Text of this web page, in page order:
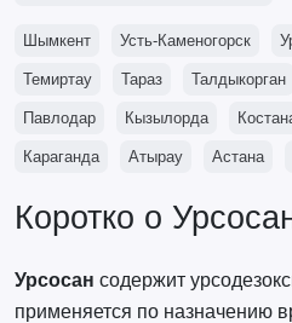
Шымкент Усть-Каменогорск
Темиртау Тараз Талдыкорган
Павлодар Кызылорда
Караганда Атырау Астана
Коротко о
Урсосан содержит
применяется по назначению